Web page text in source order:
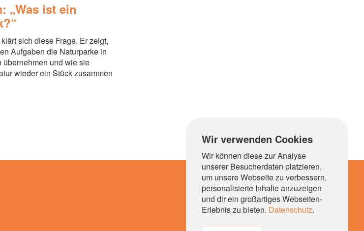
Wir verwenden Cookies
Wir können diese zur Analyse
unserer Besucherdaten platzieren,
um unsere Webseite zu verbessern,
personalisierte Inhalte anzuzeigen
und dir ein großartiges Webseiten-
Erlebnis zu bieten. Datenschutz.
„Was ist ein
sich diese Frage. Er zeigt,
Aufgaben die Naturparke in
übernehmen und wie sie
wieder ein Stück zusammen